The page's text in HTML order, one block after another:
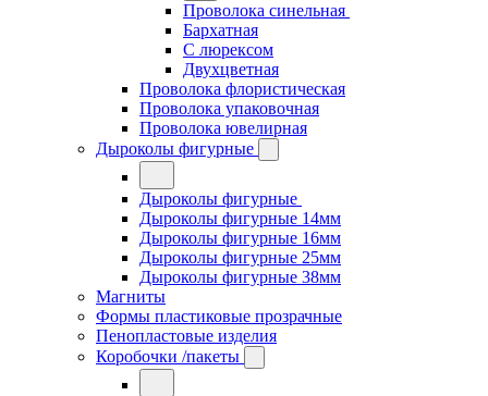
Проволока синельная
Бархатная
С люрексом
Двухцветная
Проволока флористическая
Проволока упаковочная
Проволока ювелирная
Дыроколы фигурные
Дыроколы фигурные
Дыроколы фигурные 14мм
Дыроколы фигурные 16мм
Дыроколы фигурные 25мм
Дыроколы фигурные 38мм
Магниты
Формы пластиковые прозрачные
Пенопластовые изделия
Коробочки /пакеты